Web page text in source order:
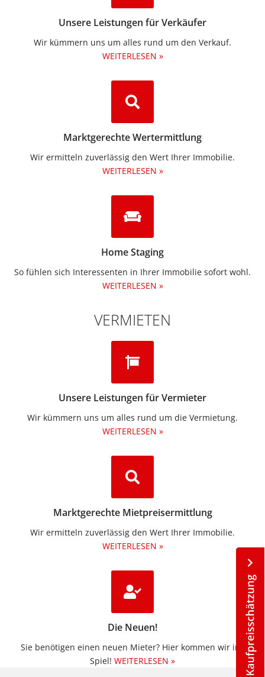
Unsere Leistungen für Verkäufer
Wir kümmern uns um alles rund um den Verkauf.
WEITERLESEN »
Marktgerechte Wertermittlung
Wir ermitteln zuverlässig den Wert Ihrer Immobilie.
WEITERLESEN »
Home Staging
So fühlen sich Interessenten in Ihrer Immobilie sofort wohl.
WEITERLESEN »
VERMIETEN
Unsere Leistungen für Vermieter
Wir kümmern uns um alles rund um die Vermietung.​
WEITERLESEN »
Marktgerechte Mietpreisermittlung
Wir ermitteln zuverlässig den Wert Ihrer Immobilie.
WEITERLESEN »
Die Neuen!
Sie benötigen einen neuen Mieter? Hier kommen wir ins
Spiel! WEITERLESEN »